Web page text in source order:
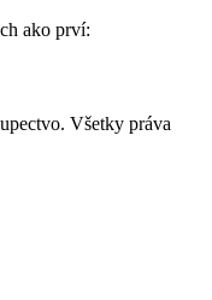
ako prví:
Všetky práva